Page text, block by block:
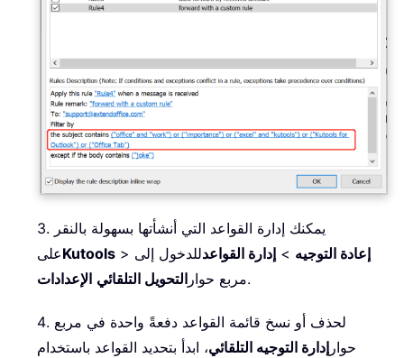
3. يمكنك إدارة القواعد التي أنشأتها بسهولة بالنقر
علىKutools > إعادة التوجيه > إدارة القواعدللدخول إلى
مربع حوار التحويل التلقائي الإعدادات .
4. لحذف أو نسخ قائمة القواعد دفعةً واحدة في مربع
حوار إدارة التوجيه التلقائي، ابدأ بتحديد القواعد باستخدام